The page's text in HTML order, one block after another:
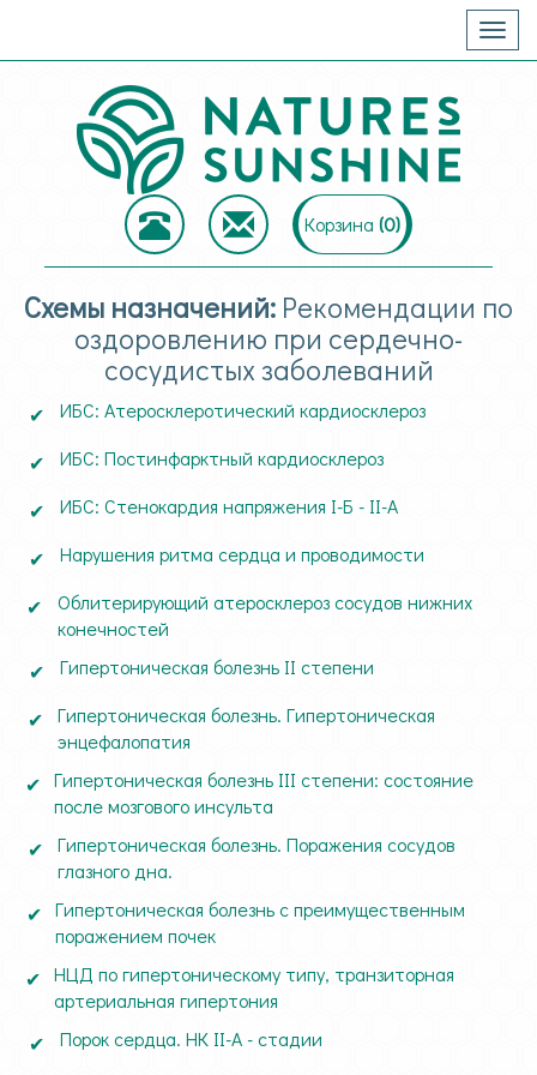
Корзина (0)
Схемы назначений: Рекомендации по
оздоровлению при сердечно-
сосудистых заболеваний
ИБС: Атеросклеротический кардиосклероз
ИБС: Постинфарктный кардиосклероз
ИБС: Стенокардия напряжения I-Б - II-A
Нарушения ритма сердца и проводимости
Облитерирующий атеросклероз сосудов нижних
конечностей
Гипертоническая болезнь II степени
Гипертоническая болезнь. Гипертоническая
энцефалопатия
Гипертоническая болезнь III степени: состояние
после мозгового инсульта
Гипертоническая болезнь. Поражения сосудов
глазного дна.
Гипертоническая болезнь с преимущественным
поражением почек
НЦД по гипертоническому типу, транзиторная
артериальная гипертония
Порок сердца. НК II-A - стадии